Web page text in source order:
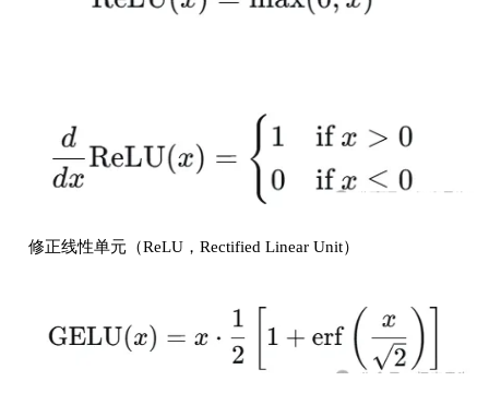
修正线性单元（ReLU，Rectified Linear Unit）